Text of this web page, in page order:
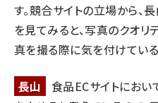
す。競合サイトの立場から、
を見てみると、写真のクオリ
真を撮る際に気を付けている
長山
食品ECサイトにおい